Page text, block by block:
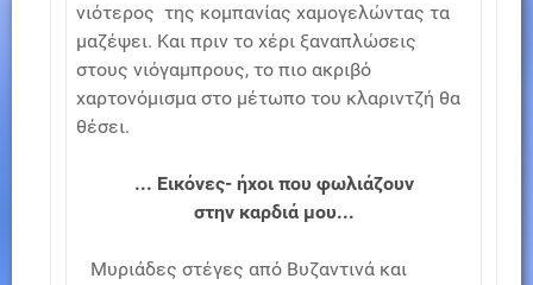
νιότερος της κομπανίας χαμογελώντας τα
μαζέψει. Και πριν το χέρι ξαναπλώσεις
στους νιόγαμπρους, το πιο ακριβό
χαρτονόμισμα στο μέτωπο του κλαριντζή θα
θέσει.
... Εικόνες- ήχοι που φωλιάζουν
στην καρδιά μου...
Μυριάδες στέγες από Βυζαντινά και